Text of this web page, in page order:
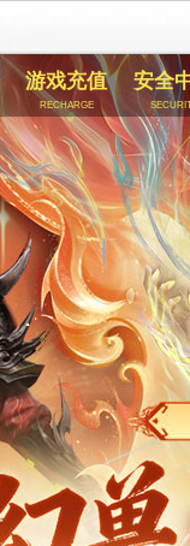
游戏充值
recharge
安全